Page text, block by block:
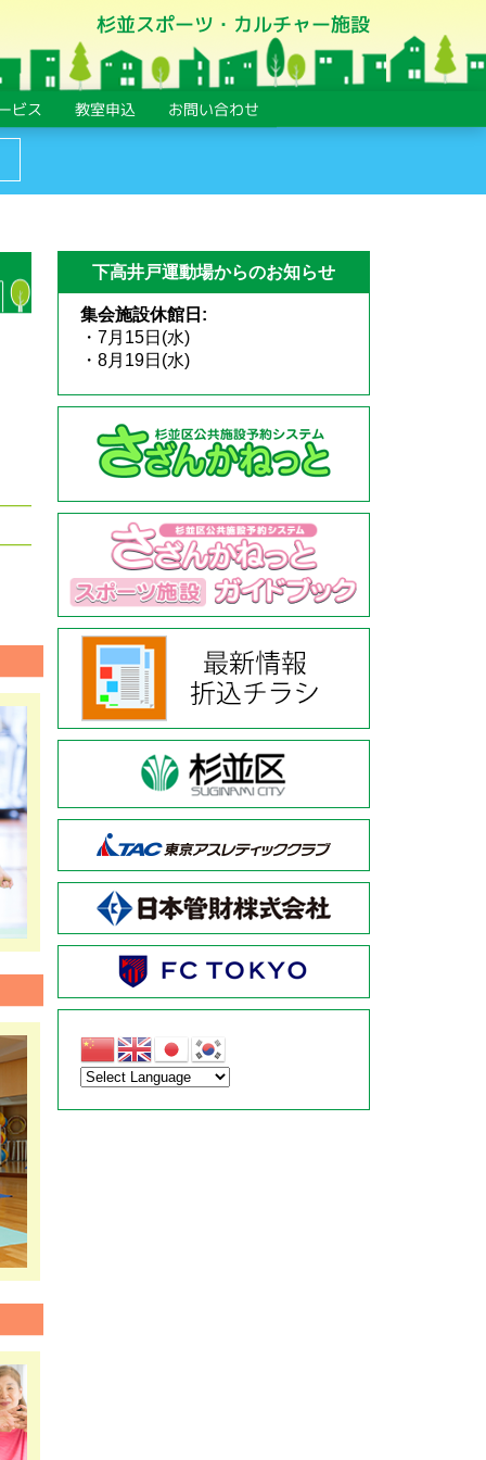
杉並スポーツ・カルチャー施設
下高井戸運動場からのお知らせ
集会施設休館日:
・7月15日(水)
・8月19日(水)
ビス 教室申込 お問い合わせ